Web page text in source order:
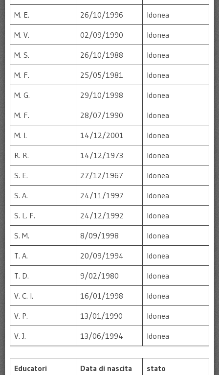
M. E. 26/10/1996 Idonea
M. V. 02/09/1990 Idonea
M. S. 26/10/1988 Idonea
M. F. 25/05/1981 Idonea
M. G. 29/10/1998 Idonea
M. F. 28/07/1990 Idonea
M. I. 14/12/2001 Idonea
R. R. 14/12/1973 Idonea
S. E. 27/12/1967 Idonea
S. A. 24/11/1997 Idonea
S. L. F. 24/12/1992 Idonea
S. M. 8/09/1998 Idonea
T. A. 20/09/1994 Idonea
T. D. 9/02/1980 Idonea
V. C. I. 16/01/1998 Idonea
V. P. 13/01/1990 Idonea
V. J. 13/06/1994 Idonea
Educatori Data di nascita stato